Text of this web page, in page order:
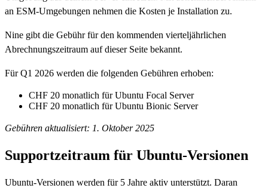
an ESM-Umgebungen nehmen die Kosten je Installation zu.
Nine gibt die Gebühr für den kommenden vierteljährlichen
Abrechnungszeitraum auf dieser Seite bekannt.
Für Q1 2026 werden die folgenden Gebühren erhoben:
CHF 20 monatlich für Ubuntu Focal Server
CHF 20 monatlich für Ubuntu Bionic Server
Gebühren aktualisiert: 1. Oktober 2025
Supportzeitraum für Ubuntu-Versionen
Ubuntu-Versionen werden für 5 Jahre aktiv unterstützt. Daran